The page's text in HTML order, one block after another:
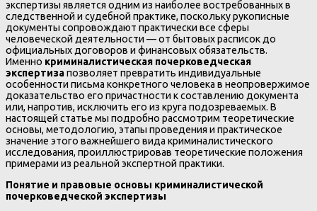
экспертизы является одним из наиболее востребованных в
следственной и судебной практике, поскольку рукописные
документы сопровождают практически все сферы
человеческой деятельности — от бытовых расписок до
официальных договоров и финансовых обязательств.
Именно криминалистическая почерковедческая
экспертизапозволяет превратить индивидуальные
особенности письма конкретного человека в неопровержимое
доказательство его причастности к составлению документа
или, напротив, исключить его из круга подозреваемых. В
настоящей статье мы подробно рассмотрим теоретические
основы, методологию, этапы проведения и практическое
значение этого важнейшего вида криминалистического
исследования, проиллюстрировав теоретические положения
примерами из реальной экспертной практики.
Понятие и правовые основы криминалистической
почерковедческой экспертизы